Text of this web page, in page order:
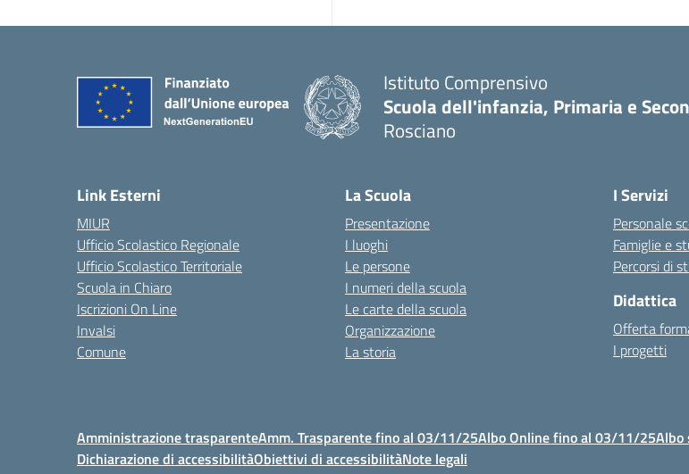
Istituto Comprensivo
Scuola dell'infanzia, Primaria e
Rosciano
Link Esterni
MIUR
Ufficio Scolastico Regionale
Ufficio Scolastico Territoriale
Scuola in Chiaro
Iscrizioni On Line
Invalsi
Comune
La Scuola
Presentazione
I luoghi
Le persone
I numeri della scuola
Le carte della scuola
Organizzazione
La storia
I Servizi
Personale
Famiglie e
Percorsi di
Didattica
Offerta
I progetti
Amministrazione trasparenteAmm. Trasparente fino al 03/11/25Albo Online fino al 03/11/25Albo
Dichiarazione di accessibilitàObiettivi di accessibilitàNote legali